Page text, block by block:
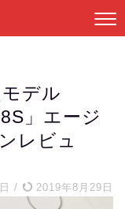
デル
」エージ
レビュ
/ 2019年8月29日